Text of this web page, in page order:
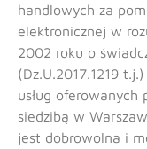
handlowych za
elektronicznej w
2002 roku o
(Dz.U.2017.1219
usług oferowanych
siedzibą w
jest dobrowolna i